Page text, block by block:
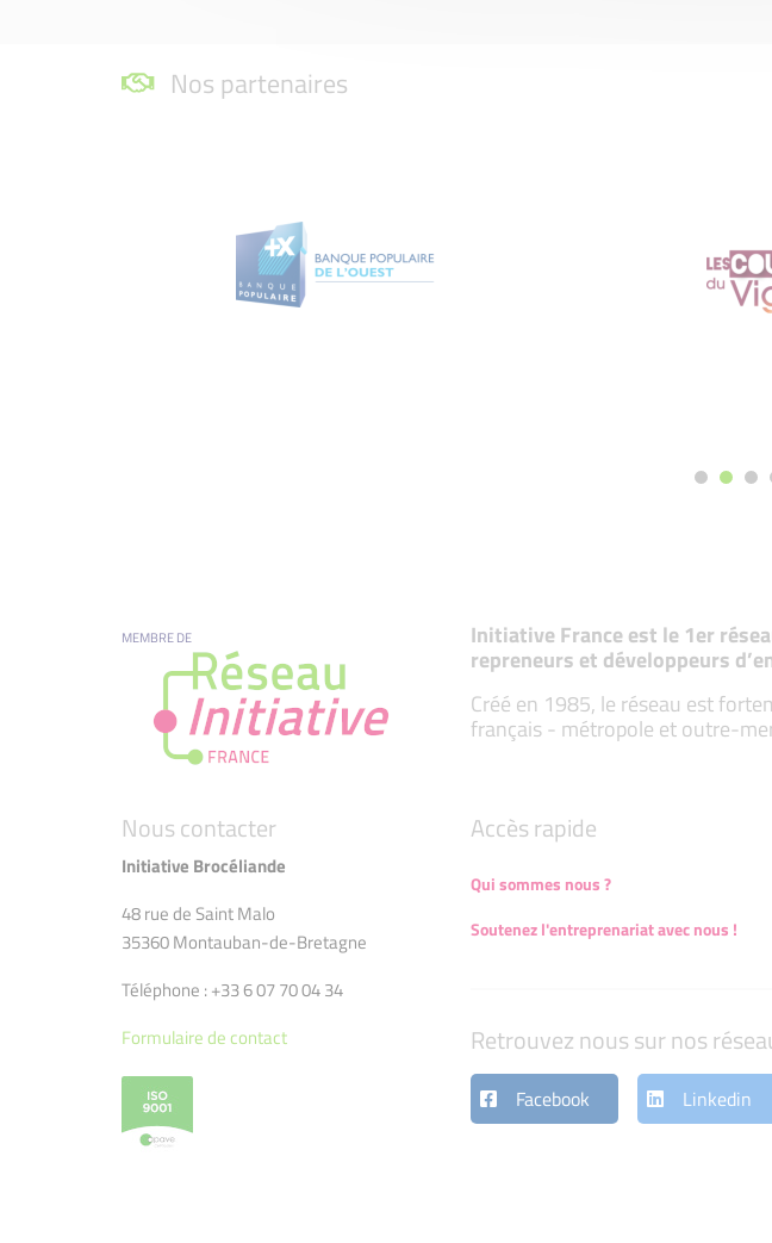
Nos partenaires
MEMBRE DE Initiative France est le 1er
repreneurs et développeurs
Créé en 1985, le réseau est
français - métropole et outre-
Nous contacter
Initiative Brocéliande
48 rue de Saint Malo
35360 Montauban-de-Bretagne
Téléphone : +33 6 07 70 04 34
Formulaire de contact
Accès rapide
Qui sommes nous ?
Soutenez l'entreprenariat avec nous !
Retrouvez nous sur nos
Facebook Linkedin